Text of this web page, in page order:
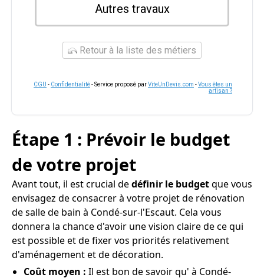
Autres travaux
Retour à la liste des métiers
CGU - Confidentialité- Service proposé parViteUnDevis.com -Vous êtes un
artisan ?
Étape 1 : Prévoir le budget
de votre projet
Avant tout, il est crucial dedéfinir le budgetque vous
envisagez de consacrer à votre projet de rénovation
de salle de bain à Condé-sur-l'Escaut. Cela vous
donnera la chance d'avoir une vision claire de ce qui
est possible et de fixer vos priorités relativement
d'aménagement et de décoration.
Coût moyen : Il est bon de savoir qu' à Condé-